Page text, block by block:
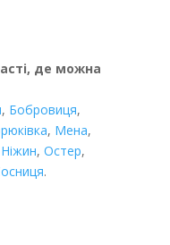
де можна
, Бобровиця,
, Мена,
Ніжин, Остер,
.